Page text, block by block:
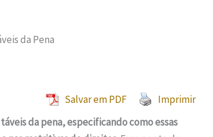
da Pena
Salvar em PDF
Imprimir
da pena, especificando como essas